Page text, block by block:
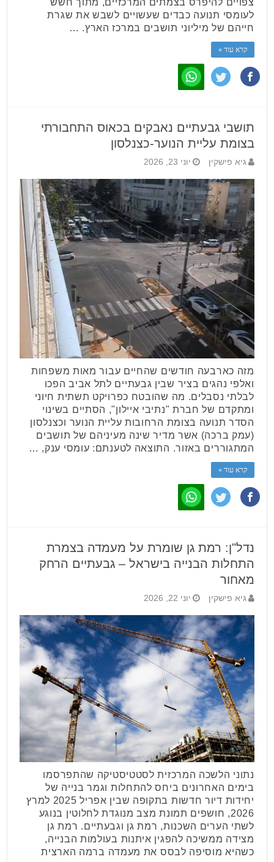
צפויים להיפרס בצמתים המרכזיים, מתוך חשש
לעומסי תנועה כבדים שעשויים לשבש את שגרת
חייהם של מיליוני תושבים במרכז הארץ. …
קרא עוד »
תושבי גבעתיים נאבקים בכאוס התחבורתי
בצומת עליית הנוער-כצנלסון
גיא פישקין יוני 23, 2026
מזה כארבעה חודשים שהחיים עבור מאות משפחות
ואלפי נהגים בציר שבין גבעתיים לתל אביב הפכו
לבלתי נסבלים. מה שהובטח כפרויקט תשתית חיוני
ומתקדם של חברת "נתיבי איילון", הסתיים בשינוי
הסדר תנועה בצומת הרחובות עליית הנוער וכצנלסון
(עמק ברכה) אשר מדיר שינה מעיניהם של תושבים
המתגוררים באזור. התוצאה לטענתם: עומסי ענק, …
קרא עוד »
נדל"ן: רמת גן שומרת על מעמדה בצמרת
התחלות הבנייה בישראל – גבעתיים הרחק
מאחור
גיא פישקין יוני 22, 2026
נתוני הלשכה המרכזית לסטטיסטיקה שהתפרסמו
בימים האחרונים ביחס להתחלות וגמר בנייה של
יחידות דיור חדשות בתקופה שבין אפריל 2025 למרץ
2026, חושפים תמונת מצב מנוגדת לחלוטין בנוגע
לשתי הערים השכנות, רמת גן וגבעתיים. רמת גן
מצידה ממשיכה להפגין איתנות בעולמות הבנייה,
כשהיא מוסיפה לבסס את מעמדה ברמה הארצית